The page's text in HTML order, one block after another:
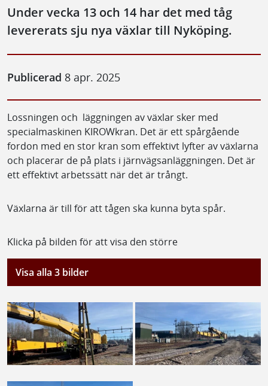
Under vecka 13 och 14 har det med tåg
levererats sju nya växlar till Nyköping.
Publicerad 8 apr. 2025
Lossningen och läggningen av växlar sker med
specialmaskinen KIROWkran. Det är ett spårgående
fordon med en stor kran som effektivt lyfter av växlarna
och placerar de på plats i järnvägsanläggningen. Det är
ett effektivt arbetssätt när det är trångt.
Växlarna är till för att tågen ska kunna byta spår.
Klicka på bilden för att visa den större
Visa alla 3 bilder